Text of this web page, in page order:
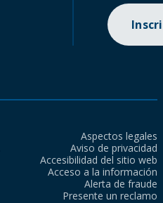
Aspectos legales
Aviso de privacidad
Accesibilidad del sitio web
Acceso a la información
Alerta de fraude
Presente un reclamo